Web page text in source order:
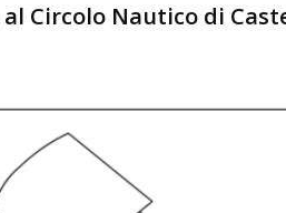
Circolo Nautico di